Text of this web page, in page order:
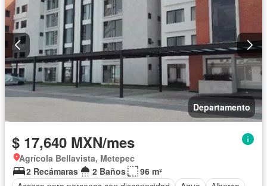
Departamento
$ 17,640 MXN/mes
Agrícola Bellavista, Metepec
2 Recámaras
2 Baños
96 m²